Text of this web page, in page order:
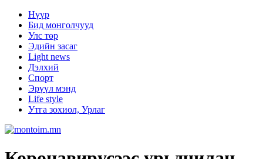
Нүүр
Бид монголчууд
Улс төр
Эдийн засаг
Light news
Дэлхий
Спорт
Эрүүл мэнд
Life style
Утга зохиол, Урлаг